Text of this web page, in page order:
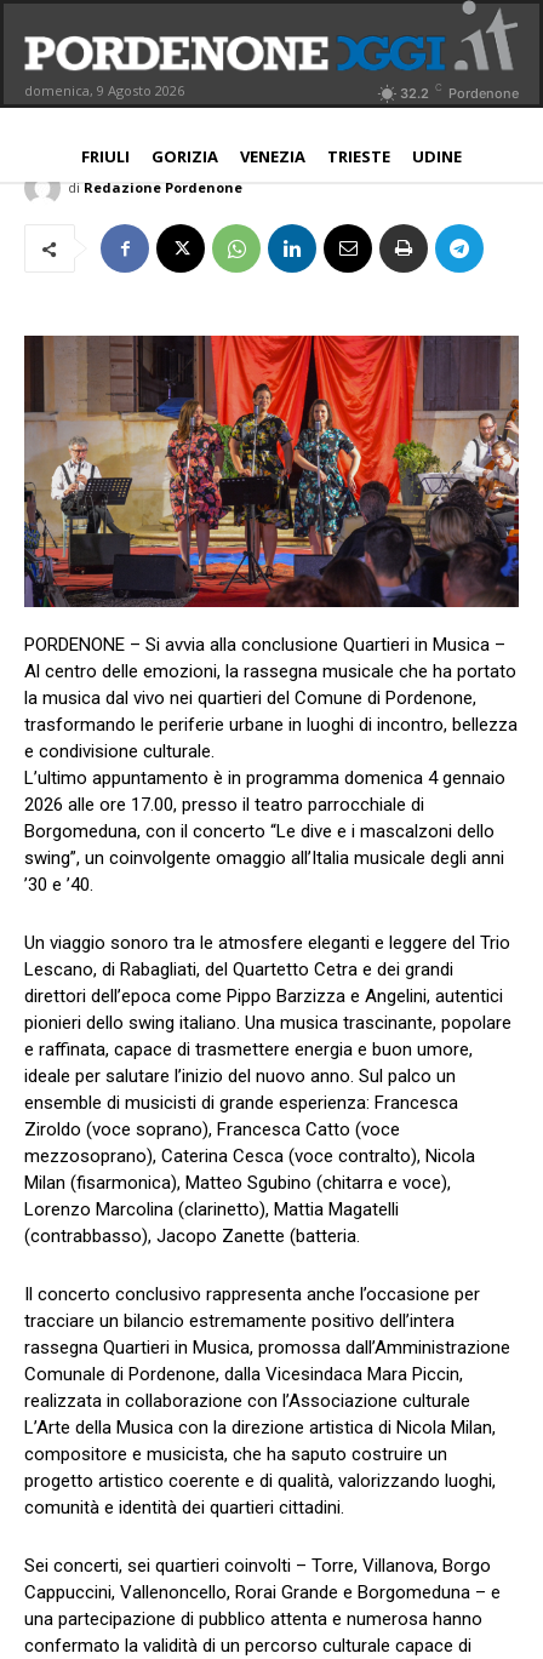
domenica, 9 Agosto 2026 32.2 C Pordenone
FRIULI GORIZIA VENEZIA TRIESTE UDINE
Quartieri in musica, gran finale il 4
gennaio a Borgomeduna
PORDENONE
di Redazione Pordenone
PORDENONE – Si avvia alla conclusione Quartieri in Musica –
Al centro delle emozioni, la rassegna musicale che ha portato
la musica dal vivo nei quartieri del Comune di Pordenone,
trasformando le periferie urbane in luoghi di incontro, bellezza
e condivisione culturale.
L’ultimo appuntamento è in programma domenica 4 gennaio
2026 alle ore 17.00, presso il teatro parrocchiale di
Borgomeduna, con il concerto “Le dive e i mascalzoni dello
swing”, un coinvolgente omaggio all’Italia musicale degli anni
’30 e ’40.
Un viaggio sonoro tra le atmosfere eleganti e leggere del Trio
Lescano, di Rabagliati, del Quartetto Cetra e dei grandi
direttori dell’epoca come Pippo Barzizza e Angelini, autentici
pionieri dello swing italiano. Una musica trascinante, popolare
e raffinata, capace di trasmettere energia e buon umore,
ideale per salutare l’inizio del nuovo anno. Sul palco un
ensemble di musicisti di grande esperienza: Francesca
Ziroldo (voce soprano), Francesca Catto (voce
mezzosoprano), Caterina Cesca (voce contralto), Nicola
Milan (fisarmonica), Matteo Sgubino (chitarra e voce),
Lorenzo Marcolina (clarinetto), Mattia Magatelli
(contrabbasso), Jacopo Zanette (batteria.
Il concerto conclusivo rappresenta anche l’occasione per
tracciare un bilancio estremamente positivo dell’intera
rassegna Quartieri in Musica, promossa dall’Amministrazione
Comunale di Pordenone, dalla Vicesindaca Mara Piccin,
realizzata in collaborazione con l’Associazione culturale
L’Arte della Musica con la direzione artistica di Nicola Milan,
compositore e musicista, che ha saputo costruire un
progetto artistico coerente e di qualità, valorizzando luoghi,
comunità e identità dei quartieri cittadini.
Sei concerti, sei quartieri coinvolti – Torre, Villanova, Borgo
Cappuccini, Vallenoncello, Rorai Grande e Borgomeduna – e
una partecipazione di pubblico attenta e numerosa hanno
confermato la validità di un percorso culturale capace di